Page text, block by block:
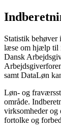
Statistik
læse om hjælp til
Dansk
samt DataLøn
Løn- og
område.
virksomheder og
fortolke og